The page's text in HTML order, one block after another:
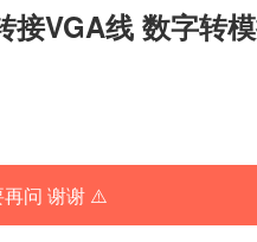
VGA线 数字转
再问 谢谢 ⚠️